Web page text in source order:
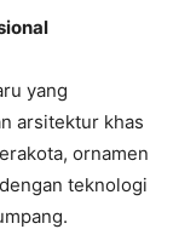
yang
arsitektur khas
ornamen
teknologi